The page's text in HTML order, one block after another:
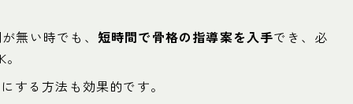
無い時でも、 短時間で骨格の指導案を入手でき、必
する方法も効果的です。